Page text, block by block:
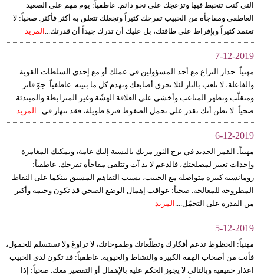
التي كنت تتخبط فيها وتزعجك على نحو دائم. عاطفياً: يوم مهم على الصعيد
العاطفي ومفاجأة من الحبيب تفرحك كثيراً وتجعلك تتعلق به أكثر فأكثر. صحياً: لا
تعتمد كثيراً وبإفراط على طاقتك، بل عليك أن تدرك جيداً أن قدرتك... المزيد
7-12-2019
مهنياً: حذار النزاع مع أحد المسؤولين في عملك أو مع إحدى السلطات القوية
والفاعلة، لا تلعب بالنار لئلا تحرق أصابعك وتهدم كل ما بنيته. عاطفياً: جوّ فاتر
ومتقلّب وتظهر المتاعب وأخشى على العلاقة الهشّة وغير المترابطة والمبتدئة.
صحياً: لا تظن أنك تقدر على تحمل الضغوط فترة طويلة، فقد تنهار في... المزيد
6-12-2019
مهنياً: القمر الجديد في برج الثور مربك بالنسبة إليك عامة، ويمكنك المغامرة
وإحداث تغيير لمصلحتك، فالدعم لا بد آت وتتلقى مفاجأة تفرحك. عاطفياً:
رومانسية كبيرة متواصلة مع الحبيب، بسبب التفاهم المسبق بينكما على النقاط
المطروحة للمعالجة. صحياً: عواقب إهمال الوضع الصحي قد تكون وخيمة وأكبر
من القدرة على التحمّل.... المزيد
5-12-2019
مهنياً: الحظوظ تدعم أفكارك وتطلّعاتك وطموحاتك، لا تراوغ ولا تستسلم للخمول،
فأنت من أصحاب الهمة الكبيرة والنشاط والحيوية. عاطفياً: قد تكون لدى الحبيب
اعذار حقيقية وبالتالي لا يجوز الحكم عليه بالإهمال أو التقصير معك. صحياً: إذا